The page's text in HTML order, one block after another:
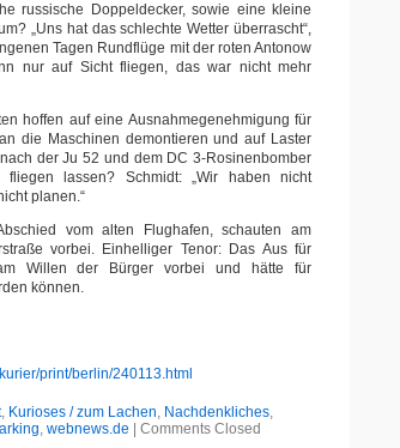
russische Doppeldecker, sowie eine kleine
„Uns hat das schlechte Wetter überrascht“,
Tagen Rundflüge mit der roten Antonow
nur auf Sicht fliegen, das war nicht mehr
hoffen auf eine Ausnahmegenehmigung für
die Maschinen demontieren und auf Laster
der Ju 52 und dem DC 3-Rosinenbomber
lassen? Schmidt: „Wir haben nicht
planen.“
vom alten Flughafen, schauten am
vorbei. Einhelliger Tenor: Das Aus für
Willen der Bürger vorbei und hätte für
können.
print/berlin/240113.html
, Kurioses / zum Lachen, Nachdenkliches,
, webnews.de Comments Closed